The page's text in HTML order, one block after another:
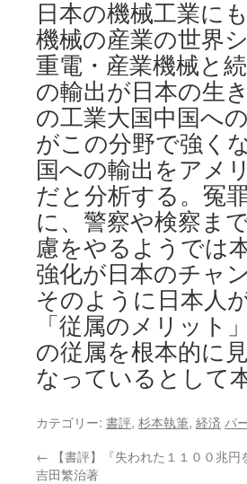
日本の機械工業に
機械の産業の世界
重電・産業機械と
の輸出が日本の生
の工業大国中国へ
がこの分野で強く
国への輸出をアメ
だと分析する。冤
に、警察や検察ま
慮をやるようでは
強化が日本のチャ
そのように日本人
「従属のメリット
の従属を根本的に
なっているとして
カテゴリー: 書評, 杉本執筆, 経済 パ
← 【書評】『失われた１１００兆円
吉田繁治著